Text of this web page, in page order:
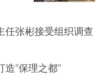
任张彬接受组织调查
“保理之都”